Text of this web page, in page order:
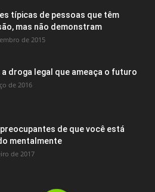
típicas de pessoas que têm
mas não demonstram
de 2015
a droga legal que ameaça o futuro
de 2016
de que você está
mentalmente
de 2017